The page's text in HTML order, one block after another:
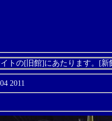
トの[旧館]にあたります。[新
2011